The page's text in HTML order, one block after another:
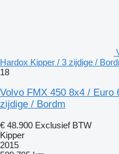
Hardox Kipper / 3 zijdige /
18
Volvo FMX 450 8x4 /
zijdige / Bordm
€ 48.900 Exclusief BTW
Kipper
2015